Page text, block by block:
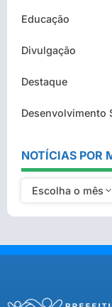
Educação
Divulgação
Destaque
Desenvolvimento
NOTÍCIAS POR
Escolha o mês